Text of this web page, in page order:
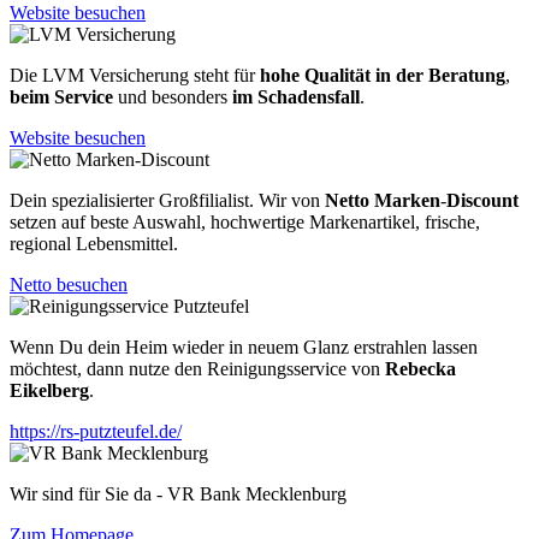
Website besuchen
Die LVM Versicherung steht fürhohe Qualität in der Beratung,
beim Service und besonders im Schadensfall.
Website besuchen
Dein spezialisierter Großfilialist. Wir von Netto Marken-Discount
setzen auf beste Auswahl, hochwertige Markenartikel, frische,
regional Lebensmittel.
Netto besuchen
Wenn Du dein Heim wieder in neuem Glanz erstrahlen lassen
möchtest, dann nutze den Reinigungsservice von Rebecka
Eikelberg.
https://rs-putzteufel.de/
Wir sind für Sie da - VR Bank Mecklenburg